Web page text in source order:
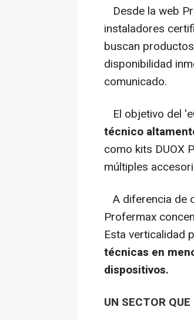
Desde la web
instaladores
buscan
disponibilidad
comunicado.
El objetivo del
técnico
como kits DUOX
múltiples
A diferencia de
Profermax
Esta verticalidad
técnicas en
dispositivos.
UN SECTOR